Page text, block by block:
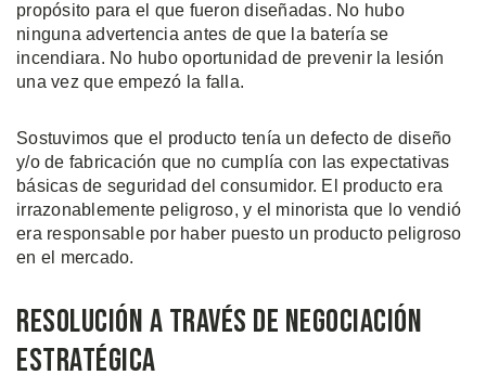
propósito para el que fueron diseñadas. No hubo
ninguna advertencia antes de que la batería se
incendiara. No hubo oportunidad de prevenir la lesión
una vez que empezó la falla.
Sostuvimos que el producto tenía un defecto de diseño
y/o de fabricación que no cumplía con las expectativas
básicas de seguridad del consumidor. El producto era
irrazonablemente peligroso, y el minorista que lo vendió
era responsable por haber puesto un producto peligroso
en el mercado.
Resolución a Través de Negociación
Estratégica